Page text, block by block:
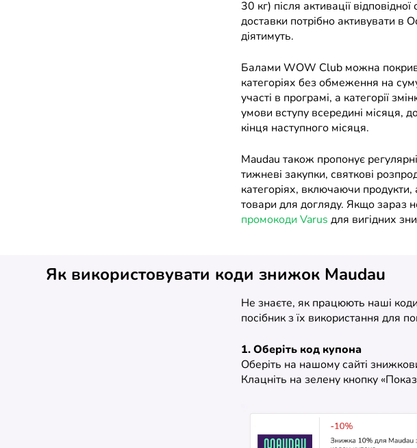
30 кг) після активації
доставки потрібно активувати в
діятимуть.
Балами WOW Club можна
категоріях без обмеження на
участі в програмі, а категорії
умови вступу всередині місяця,
кінця наступного місяця.
Maudau також пропонує
тижневі закупки, святкові
категоріях, включаючи продукти,
товари для догляду. Якщо зараз
промокоди Varus для вигідних
Як використовувати коди знижок Maudau
Не знаєте, як працюють наші
посібник з їх використання для
1. Оберіть код купона
Оберіть на нашому сайті
Клацніть на зелену кнопку